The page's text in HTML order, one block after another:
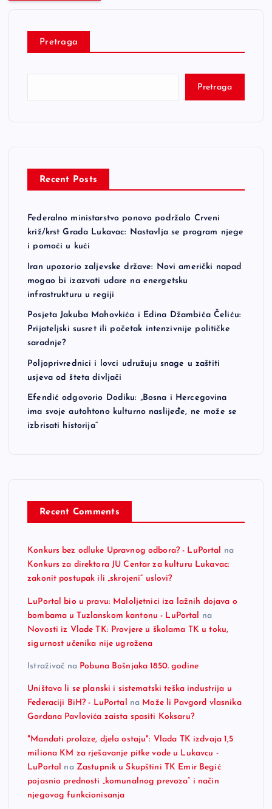
Pretraga
Pretraga
Recent Posts
Federalno ministarstvo ponovo podržalo Crveni
križ/krst Grada Lukavac: Nastavlja se program njege
i pomoći u kući
Iran upozorio zaljevske države: Novi američki napad
mogao bi izazvati udare na energetsku
infrastrukturu u regiji
Posjeta Jakuba Mahovkića i Edina Džambića Čeliću:
Prijateljski susret ili početak intenzivnije političke
saradnje?
Poljoprivrednici i lovci udružuju snage u zaštiti
usjeva od šteta divljači
Efendić odgovorio Dodiku: „Bosna i Hercegovina
ima svoje autohtono kulturno naslijeđe, ne može se
izbrisati historija“
Recent Comments
Konkurs bez odluke Upravnog odbora? - LuPortal na
Konkurs za direktora JU Centar za kulturu Lukavac:
zakonit postupak ili „skrojeni“ uslovi?
LuPortal bio u pravu: Maloljetnici iza lažnih dojava o
bombama u Tuzlanskom kantonu - LuPortal
na
Novosti iz Vlade TK: Provjere u školama TK u toku,
sigurnost učenika nije ugrožena
Istraživač na Pobuna Bošnjaka 1850. godine
Uništava li se planski i sistematski teška industrija u
Federaciji BiH? - LuPortal
na Može li Pavgord vlasnika
Gordana Pavlovića zaista spasiti Koksaru?
"Mandati prolaze, djela ostaju": Vlada TK izdvaja 1,5
miliona KM za rješavanje pitke vode u Lukavcu -
LuPortal na Zastupnik u Skupštini TK Emir Begić
pojasnio prednosti „komunalnog prevoza“ i način
njegovog funkcionisanja